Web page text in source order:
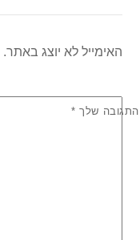
האימייל לא יוצג באתר.
התגובה שלך *